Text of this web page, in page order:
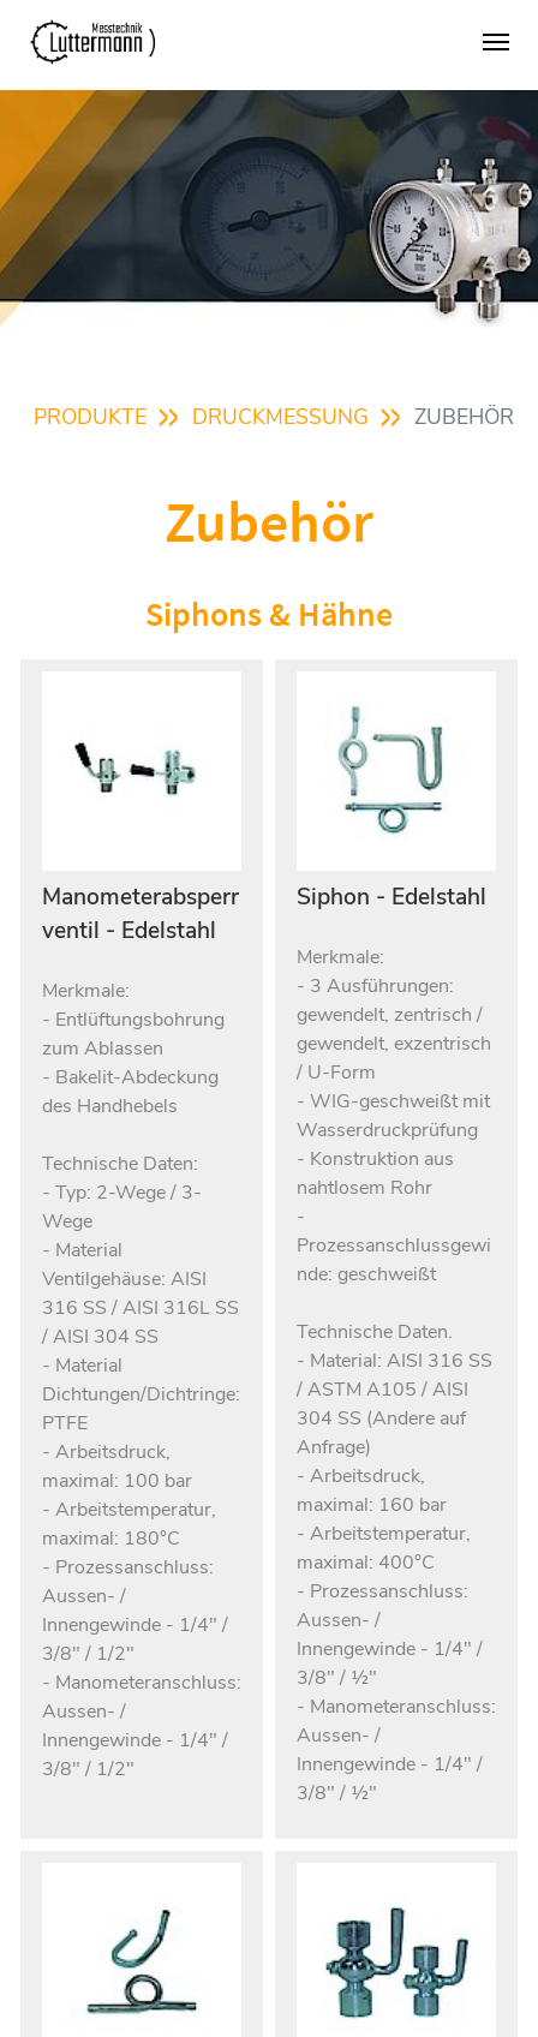
Zum Hauptinhalt springen
PRODUKTE DRUCKMESSUNG ZUBEHÖR
Zubehör
Siphons & Hähne
Manometerabsperr
ventil - Edelstahl
Merkmale:
- Entlüftungsbohrung
zum Ablassen
- Bakelit-Abdeckung
des Handhebels
Technische Daten:
- Typ: 2-Wege / 3-
Wege
- Material
Ventilgehäuse: AISI
316 SS / AISI 316L SS
/ AISI 304 SS
- Material
Dichtungen/Dichtringe:
PTFE
- Arbeitsdruck,
maximal: 100 bar
- Arbeitstemperatur,
maximal: 180°C
- Prozessanschluss:
Aussen- /
Innengewinde - 1/4" /
3/8" / 1/2"
- Manometeranschluss:
Aussen- /
Innengewinde - 1/4" /
3/8" / 1/2"
Siphon - Edelstahl
Merkmale:
- 3 Ausführungen:
gewendelt, zentrisch /
gewendelt, exzentrisch
/ U-Form
- WIG-geschweißt mit
Wasserdruckprüfung
- Konstruktion aus
nahtlosem Rohr
-
Prozessanschlussgewi
nde: geschweißt
Technische Daten.
- Material: AISI 316 SS
/ ASTM A105 / AISI
304 SS (Andere auf
Anfrage)
- Arbeitsdruck,
maximal: 160 bar
- Arbeitstemperatur,
maximal: 400°C
- Prozessanschluss:
Aussen- /
Innengewinde - 1/4" /
3/8" / ½"
- Manometeranschluss:
Aussen- /
Innengewinde - 1/4" /
3/8" / ½"